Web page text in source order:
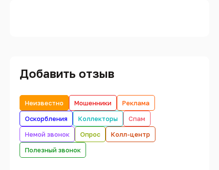
Добавить отзыв
Неизвестно Мошенники
Реклама
Оскорбления
Коллекторы
Спам
Немой звонок
Опрос
Колл-центр
Полезный звонок